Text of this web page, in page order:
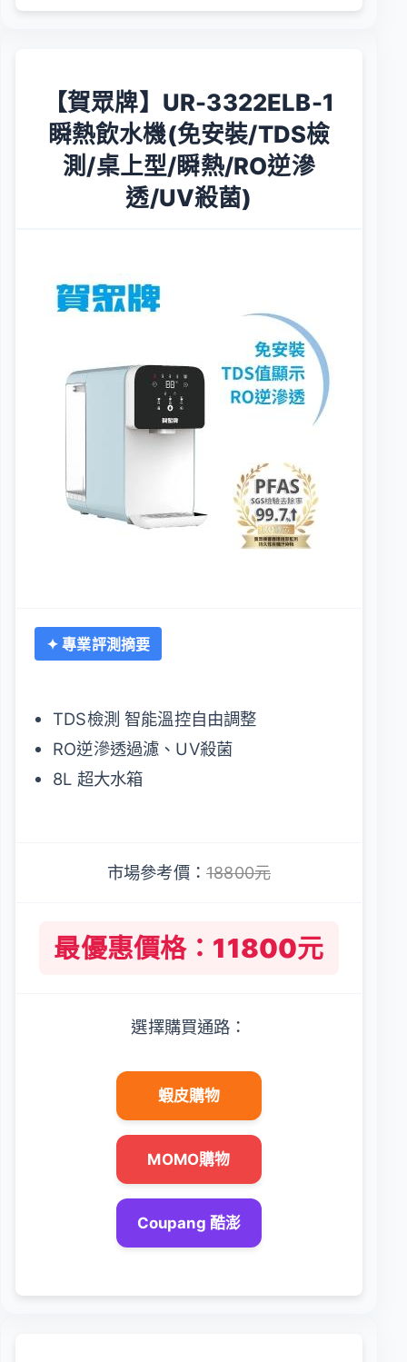
【賀眾牌】UR-3322ELB-1
瞬熱飲水機(免安裝/TDS檢
測/桌上型/瞬熱/RO逆滲
透/UV殺菌)
✦ 專業評測摘要
TDS檢測 智能溫控自由調整
RO逆滲透過濾、UV殺菌
8L 超大水箱
市場參考價： 18800元
最優惠價格：11800元
選擇購買通路：
蝦皮購物
MOMO購物
Coupang 酷澎